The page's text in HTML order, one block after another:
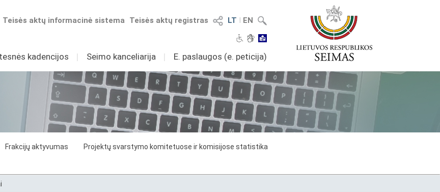
LT I EN
Teisės aktų registras
Teisės aktų informacinė sistema
kadencijos I Seimo kanceliarija I E. paslaugos (e. peticija)
Frakcijų aktyvumas
Projektų svarstymo komitetuose ir komisijose statistika